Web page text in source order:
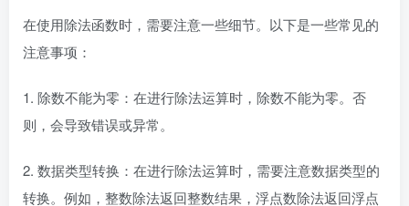
在使用除法函数时，需要注意一些细节。以下是一些常见的
注意事项：
1. 除数不能为零：在进行除法运算时，除数不能为零。否
则，会导致错误或异常。
2. 数据类型转换：在进行除法运算时，需要注意数据类型的
转换。例如，整数除法返回整数结果，浮点数除法返回浮点